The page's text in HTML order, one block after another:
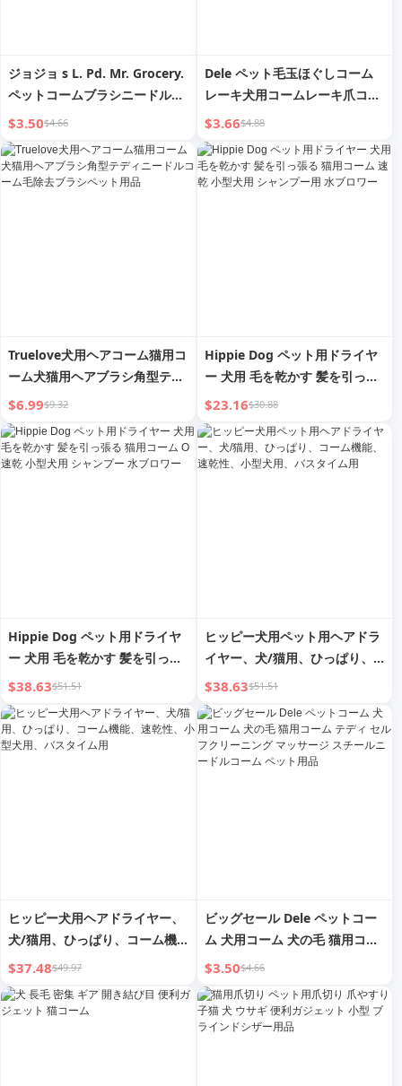
ジョジョ s L. Pd. Mr. Grocery.
ペットコームブラシニードルコ
ーム用品浮遊毛クリーニング結
び目もつれ解消コーム | Qiaoyi
$3.50$4.66
Dele ペット毛玉ほぐしコーム
レーキ犬用コームレーキ爪コー
ム 大型犬用品 ニードルコーム
テディコーム犬用ビューティー
コーム
$3.66$4.88
Truelove犬用ヘアコーム猫用コ
ーム犬猫用ヘアブラシ角型テデ
ィニードルコーム毛除去ブラシ
ペット用品
$6.99$9.32
Hippie Dog ペット用ドライヤ
ー 犬用 毛を乾かす 髪を引っ張
る 猫用コーム 速乾 小型犬用 シ
ャンプー用 水ブロワー
$23.16$30.88
Hippie Dog ペット用ドライヤ
ー 犬用 毛を乾かす 髪を引っ張
る 猫用コーム O 速乾 小型犬用
シャンプー 水ブロワー
$38.63$51.51
ヒッピー犬用ペット用ヘアドラ
イヤー、犬/猫用、ひっぱり、
コーム機能、速乾性、小型犬
用、バスタイム用
$38.63$51.51
ヒッピー犬用ヘアドライヤー、
犬/猫用、ひっぱり、コーム機
能、速乾性、小型犬用、バスタ
イム用
$37.48$49.97
ビッグセール Dele ペットコー
ム 犬用コーム 犬の毛 猫用コー
ム テディ セルフクリーニング
マッサージ スチールニードルコ
ーム ペット用品
$3.50$4.66